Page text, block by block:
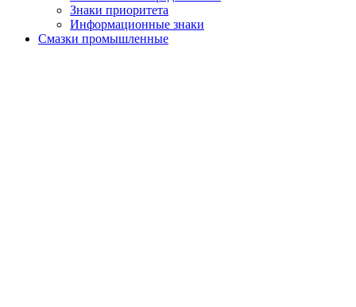
Знаки приоритета
Информационные знаки
Смазки промышленные